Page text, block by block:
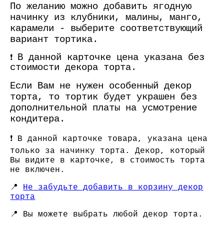
По желанию можно добавить ягодную
начинку из клубники, малины, манго,
карамели - выберите соответствующий
вариант тортика.
❗ В данной карточке цена указана без
стоимости декора торта.
Если Вам не нужен особенный декор
торта, то тортик будет украшен без
дополнительной платы на усмотрение
кондитера.
❗ В данной карточке товара, указана цена
только за начинку торта. Декор, который
Вы видите в карточке, в стоимость торта
не включен.
📍 Не забудьте добавить в корзину декор
торта
📍 Вы можете выбрать любой декор торта.